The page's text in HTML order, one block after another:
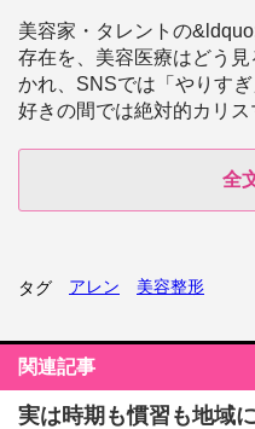
美容家・タレントの
存在を、美容医療はどう
かれ、SNSでは「やりす
好きの間では絶対的カリ
全
タグ アレン 美容整形
関連記事
実は時期も慣習も地域